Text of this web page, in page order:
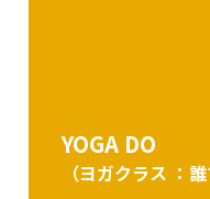
YOGA DO
（ヨガクラス ：